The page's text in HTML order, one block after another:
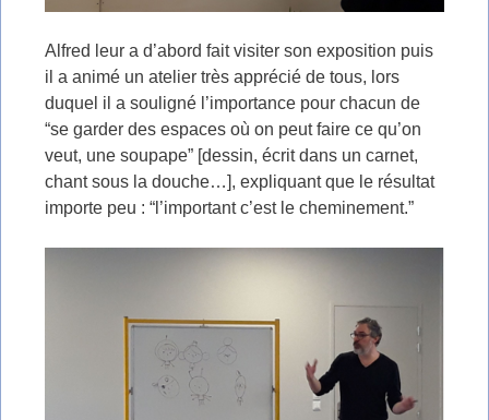
Alfred leur a d’abord fait visiter son exposition puis
il a animé un atelier très apprécié de tous, lors
duquel il a souligné l’importance pour chacun de
“se garder des espaces où on peut faire ce qu’on
veut, une soupape” [dessin, écrit dans un carnet,
chant sous la douche…], expliquant que le résultat
importe peu : “l’important c’est le cheminement.”